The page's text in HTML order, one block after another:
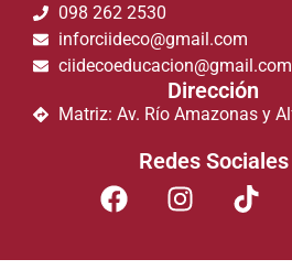
098 262 2530
inforciideco@gmail.com
ciidecoeducacion@gmail.com
Dirección
Matriz: Av. Río Amazonas y
Redes Sociales